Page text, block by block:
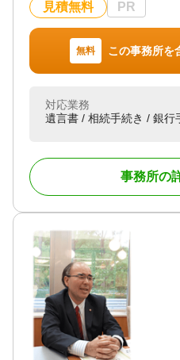
見積無料 PR
無料 この事務所を
対応業務
遺言書 / 相続手続き / 銀行
事務所の